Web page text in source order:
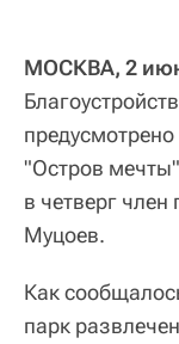
МОСКВА, 2
"Остров
в четверг
Муцоев.
Как
парк